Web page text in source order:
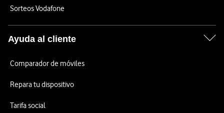
Sorteos Vodafone
Ayuda al cliente
Comparador de móviles
Repara tu dispositivo
Tarifa social